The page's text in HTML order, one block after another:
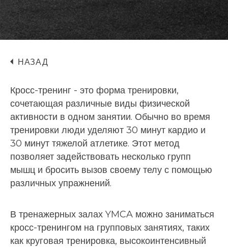
НАЗАД
Кросс-тренинг - это форма тренировки,
сочетающая различные виды физической
активности в одном занятии. Обычно во время
тренировки люди уделяют 30 минут кардио и
30 минут тяжелой атлетике. Этот метод
позволяет задействовать несколько групп
мышц и бросить вызов своему телу с помощью
различных упражнений.
В тренажерных залах YMCA можно заниматься
кросс-тренингом на групповых занятиях, таких
как круговая тренировка, высокоинтенсивный